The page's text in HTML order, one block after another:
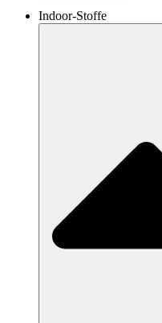
Indoor-Stoffe